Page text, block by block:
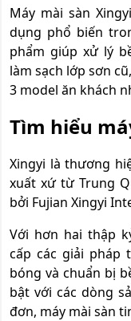
Máy mài sàn Xingyi
dụng phổ biến
phẩm giúp xử lý
làm sạch lớp sơn
3 model ăn khách
Tìm hiểu
Xingyi là thương
xuất xứ từ Trung
bởi Fujian Xingyi
Với hơn hai thập
cấp các giải pháp
bóng và chuẩn bị
bật với các dòng
đơn, máy mài sàn